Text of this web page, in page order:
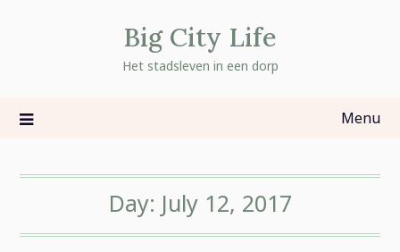
Big City Life
Het stadsleven in een dorp
Menu
Day: July 12, 2017